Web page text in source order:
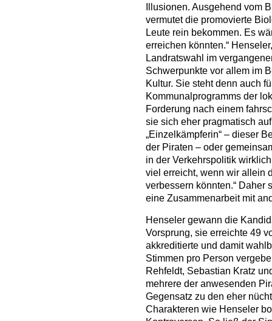
Illusionen. Ausgehend vom
vermutet die promovierte
Leute rein bekommen. Es
erreichen könnten.“
Landratswahl im
Schwerpunkte vor allem im
Kultur. Sie steht denn auch
Kommunalprogramms der
Forderung nach einem
sie sich eher pragmatisch
„Einzelkämpferin“ – dieser
der Piraten – oder
in der Verkehrspolitik
viel erreicht, wenn wir allein
verbessern könnten.“ Daher
eine Zusammenarbeit mit
Henseler gewann die
Vorsprung, sie erreichte 49
akkreditierte und damit
Stimmen pro Person
Rehfeldt, Sebastian Kratz
mehrere der anwesenden
Gegensatz zu den eher
Charakteren wie Henseler